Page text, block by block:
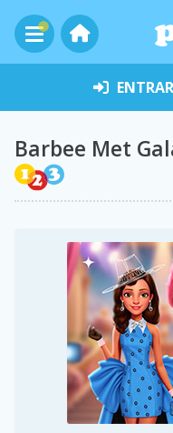
ENTRAR
Barbee Met